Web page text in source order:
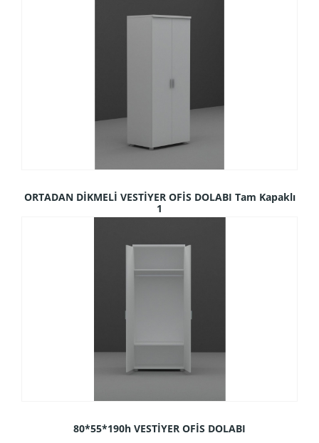
ORTADAN DİKMELİ VESTİYER OFİS DOLABI Tam Kapaklı
1
80*55*190h VESTİYER OFİS DOLABI